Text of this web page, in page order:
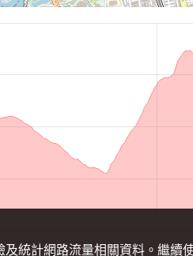
統計網路流量相關資料。繼